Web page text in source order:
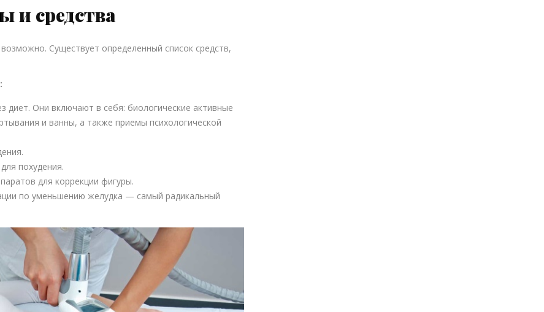
и средства
Существует определенный список средств,
диет. Они включают в себя: биологические активные
и ванны, а также приемы психологической
похудения.
для коррекции фигуры.
по уменьшению желудка — самый радикальный